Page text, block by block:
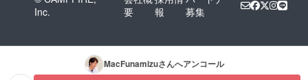
Inc.
要
報
募集
MacFunamizuさんへアンコール